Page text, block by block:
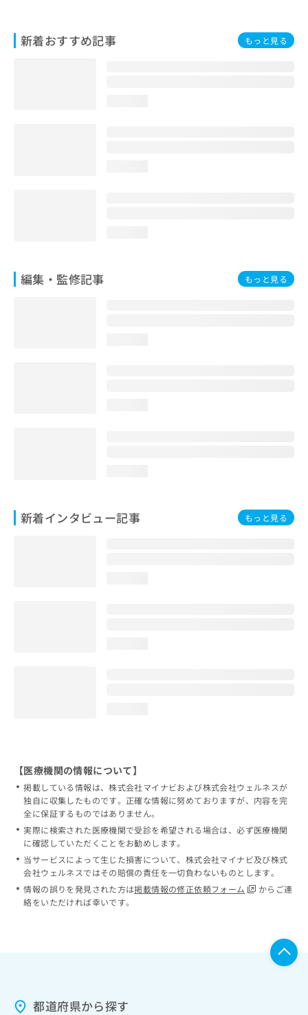
新着おすすめ記事 もっと見る
編集・監修記事 もっと見る
新着インタビュー記事 もっと見る
い
合
【医療機関の情報について】
掲載している情報は、株式会社マイナビおよび株式会社ウェルネスが
独自に収集したものです。正確な情報に努めておりますが、内容を完
全に保証するものではありません。
実際に検索された医療機関で受診を希望される場合は、必ず医療機関
に確認していただくことをお勧めします。
当サービスによって生じた損害について、株式会社マイナビ及び株式
会社ウェルネスではその賠償の責任を一切負わないものとします。
情報の誤りを発見された方は掲載情報の修正依頼フォーム
からご連
絡をいただければ幸いです。
都道府県から探す